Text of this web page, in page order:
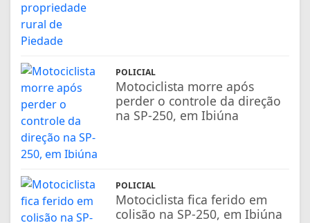
POLICIAL
Motociclista morre após
perder o controle da direção
na SP-250, em Ibiúna
POLICIAL
Motociclista fica ferido em
colisão na SP-250, em Ibiúna